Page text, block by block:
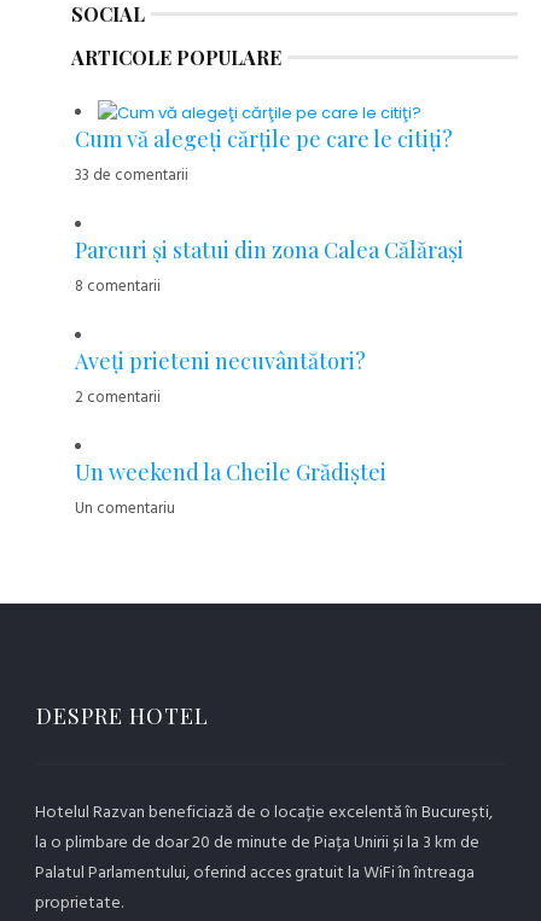
SOCIAL
ARTICOLE POPULARE
Cum vă alegeţi cărţile pe care le citiţi?
33 de comentarii
Parcuri şi statui din zona Calea Călăraşi
8 comentarii
Aveţi prieteni necuvântători?
2 comentarii
Un weekend la Cheile Grădiştei
Un comentariu
DESPRE HOTEL
Hotelul Razvan beneficiază de o locație excelentă în București,
la o plimbare de doar 20 de minute de Piața Unirii și la 3 km de
Palatul Parlamentului, oferind acces gratuit la WiFi în întreaga
proprietate.